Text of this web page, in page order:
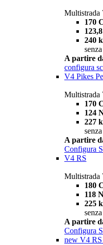
170
240
A partire
configura
V4 Pikes
Multistrada
170
124
227
A partire
Configura
V4 RS
Multistrada
180
118
225
A partire
Configura
new V4